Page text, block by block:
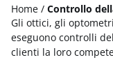
Home / Controllo
Gli ottici, gli
eseguono controlli
clienti la loro